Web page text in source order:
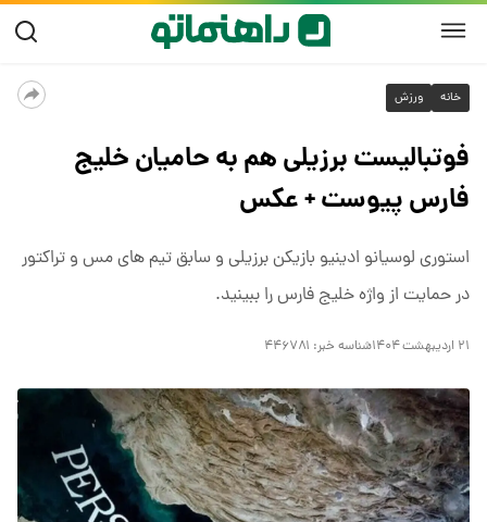
خانه ورزش
فوتبالیست برزیلی هم به حامیان خلیج
فارس پیوست + عکس
استوری لوسیانو ادینیو بازیکن برزیلی و سابق تیم های مس و تراکتور
در حمایت از واژه خلیج فارس را ببینید.
۲۱ اردیبهشت ۱۴۰۴ شناسه خبر: ۴۴۶۷۸۱